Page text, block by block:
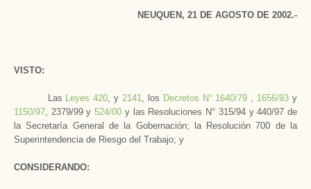
NEUQUEN, 21 DE AGOSTO DE 2002.-
VISTO:
Las Leyes 420, y2141, los Decretos N° 1640/79 , 1656/93 y
1150/97, 2379/99 y524/00 y las Resoluciones N° 315/94 y 440/97 de
la Secretaría General de la Gobernación; la Resolución 700 de
la
Superintendenciade Riesgo del Trabajo; y
CONSIDERANDO: